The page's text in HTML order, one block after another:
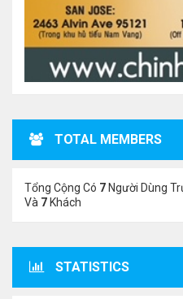
TOTAL MEMBERS
Tổng Cộng Có 7 Người Dùng
Và 7 Khách
STATISTICS